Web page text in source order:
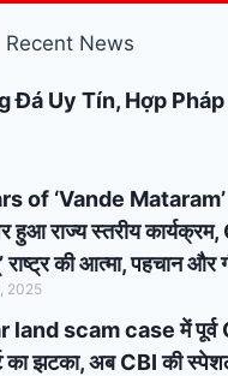
Recent News
Đá Uy Tín, Hợp
of ‘Vande Mataram’ :
हुआ राज्य स्तरीय
राष्ट्र की आत्मा, पहचान और
2025
land scam case में पूर्व
का झटका, अब CBI की स्पेशल